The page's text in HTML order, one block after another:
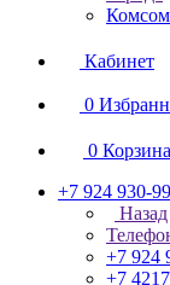
Кабинет
0
0 Корзина
+7 924 930-
Назад
+7 924
+7